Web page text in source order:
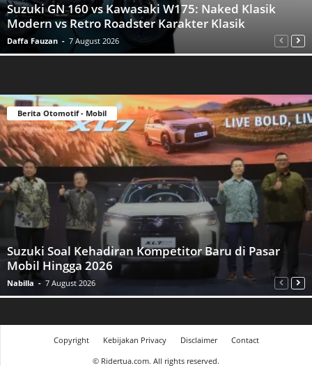
Suzuki GN 160 vs Kawasaki W175: Naked Klasik
Modern vs Retro Roadster Karakter Klasik
Daffa Fauzan - 7 August 2026
Berita Otomotif - Mobil
Suzuki Soal Kehadiran Kompetitor Baru di Pasar
Mobil Hingga 2026
Nabilla - 7 August 2026
Copyright Kebijakan Privacy Disclaimer
Contact
© Ridertua.com. All rights reserved.